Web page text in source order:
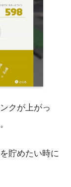
クが上がっ
貯めたい時に